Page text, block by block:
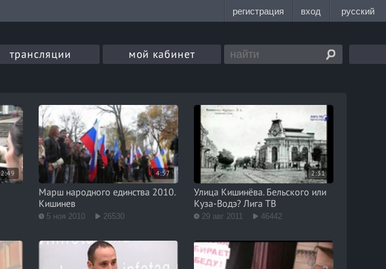
трансляции мой кабинет
2:49 4:57
Марш народного единства 2010.
Кишинев
5 ноя 2010 26530
2:31
Улица Кишинёва. Бельского или
Куза-Водэ? Лига ТВ
29 авг 2011 46442